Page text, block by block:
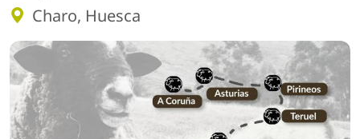
Charo, Huesca